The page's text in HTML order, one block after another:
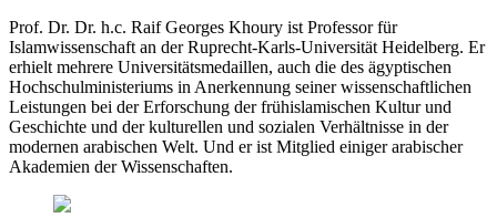
Prof. Dr. Dr. h.c. Raif Georges Khoury ist Professor für
Islamwissenschaft an der Ruprecht-Karls-Universität Heidelberg. Er
erhielt mehrere Universitätsmedaillen, auch die des ägyptischen
Hochschulministeriums in Anerkennung seiner wissenschaftlichen
Leistungen bei der Erforschung der frühislamischen Kultur und
Geschichte und der kulturellen und sozialen Verhältnisse in der
modernen arabischen Welt. Und er ist Mitglied einiger arabischer
Akademien der Wissenschaften.